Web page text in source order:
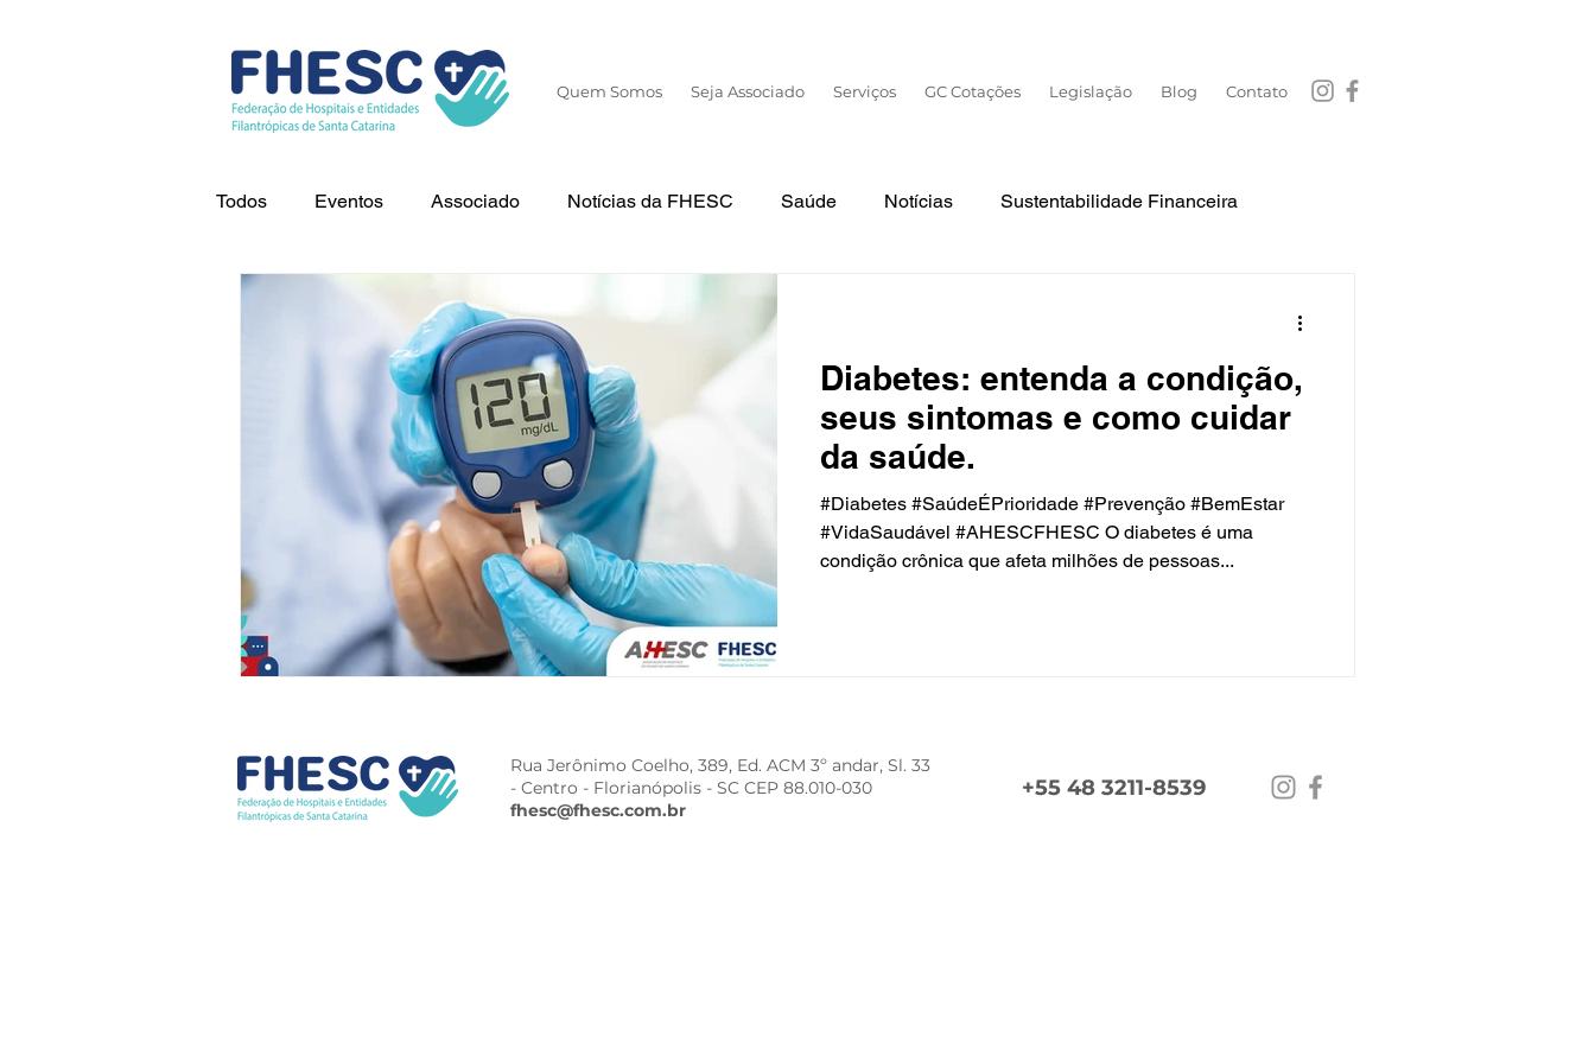
Quem Somos Seja Associado Serviços GC Cotações Legislação Blog Contato
Todos Eventos Associado Notícias da FHESC Saúde Notícias Sustentabilidade Financeira
Tecnologia Dia Mundial da Prematuridade
Diabetes: entenda a condição,
seus sintomas e como cuidar
da saúde.
#Diabetes #SaúdeÉPrioridade #Prevenção #BemEstar
#VidaSaudável #AHESCFHESC O diabetes é uma
condição crônica que afeta milhões de pessoas...
Rua Jerônimo Coelho, 389, Ed. ACM 3º andar, Sl. 33
- Centro - Florianópolis - SC CEP 88.010-030
fhesc@fhesc.com.br
+55 48 3211-8539